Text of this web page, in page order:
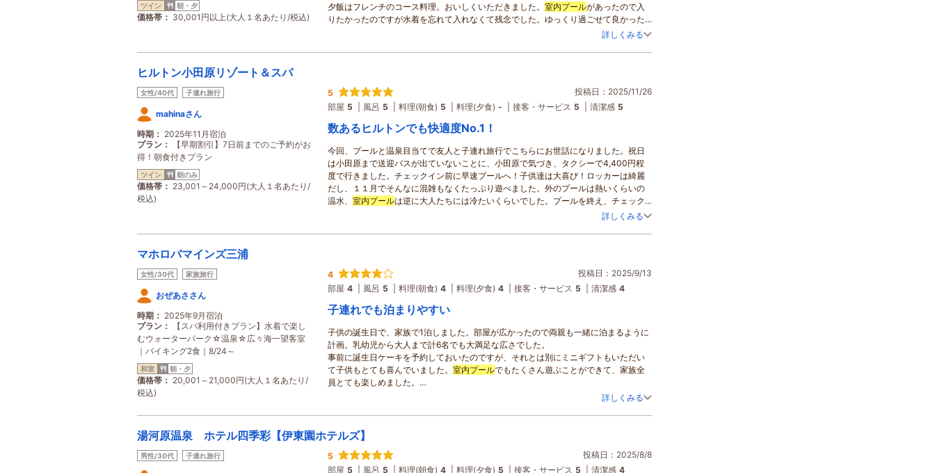
ツイン 朝・夕
価格帯 30,001円以上(大人１名あたり/税込)
夕飯はフレンチのコース料理。おいしくいただきました。 室内プールがあったので入
りたかったのですが水着を忘れて入れなくて残念でした。ゆっくり過ごせて良かった
です。最寄り駅からの送迎もしてもらえるそうですが、近いのでお天気が良かったの
詳しくみる
ヒルトン小田原リゾート＆スパ
女性/40代 子連れ旅行
mahinaさん
時期
2025年11月宿泊
プラン
【早期割引】7日前までのご予約がお
得！朝食付きプラン
ツイン 朝のみ
価格帯
23,001～24,000円(大人１名あたり/
税込)
5
投稿日：2025/11/26
部屋 5 風呂 5 料理(朝食) 5 料理(夕食) - 接客・サービス 5 清潔感 5
数あるヒルトンでも快適度No.1！
今回、プールと温泉目当てで友人と子連れ旅行でこちらにお世話になりました。祝日
は小田原まで送迎バスが出ていないことに、小田原で気づき、タクシーで4,400円程
度で行きました。チェックイン前に早速プールへ！子供達は大喜び！ロッカーは綺麗
だし、１１月でそんなに混雑もなくたっぷり遊べました。外のプールは熱いくらいの
温水、 室内プールは逆に大人たちには冷たいくらいでした。プールを終え、チェック
インカウンターへ。１５時の時間で列ができていましたが、フロントの方は１名の
２時のチェックアウトを過ぎてしまうとのことでしたが、フロントの方に相談させて
いただき、到着までお部屋で安静にしていてくださいとのお声がけが。また、「何か
にとっても感謝です。子供もゆっくりできたので無事、帰路に着くことができまし
が、その中でも小田原ヒルトンは年に１度は利用したいほどのとても居心地の良いホ
テルでした！
詳しくみる
マホロバマインズ三浦
女性/30代 家族旅行
おぜあささん
時期
2025年9月宿泊
プラン
【スパ利用付きプラン】水着で楽し
むウォーターパーク☆温泉☆広々海一望客室
｜バイキング2食｜8/24～
和室 朝・夕
価格帯
20,001～21,000円(大人１名あたり/
税込)
4
投稿日：2025/9/13
部屋 4 風呂 5 料理(朝食) 4 料理(夕食) 4 接客・サービス 5 清潔感 4
子連れでも泊まりやすい
子供の誕生日で、家族で1泊しました。部屋が広かったので両親も一緒に泊まるように
計画。乳幼児から大人まで計6名でも大満足な広さでした。
事前に誕生日ケーキを予約しておいたのですが、それとは別にミニギフトもいただい
て子供もとても喜んでいました。 室内プールでもたくさん遊ぶことができて、家族全
員とても楽しめました。
大浴場やプール脱衣所にもオムツ用ゴミ箱やベビー用品などがあり、小さい子を連れ
すぐに気づいてくださり、温かい対応をしてくださいました。
詳しくみる
湯河原温泉 ホテル四季彩【伊東園ホテルズ】
男性/30代 子連れ旅行 5
投稿日：2025/8/8
部屋 5 風呂 5 料理(朝食) 4 料理(夕食) 5 接客・サービス 5 清潔感 4